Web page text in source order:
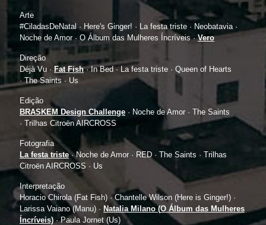
Arte
#CiladasDeNatal · Here's Ginger! · La festa triste · Neobatavia ·
Noche de Amor · O Álbum das Mulheres Íncríveis ·Vero
Direção
Déjà Vu · Fat Fish·In Bed ·La festa triste · Queen of Hearts
·The Saints · Us
Edição
BRASKEM Design Challenge · Noche de Amor · The Saints
· Trilhas Citroën AIRCROSS
Fotografia
La festa triste· Noche de Amor · RED · The Saints · Trilhas
Citroën AIRCROSS · Us
Interpretação
Horacio Chirola (Fat Fish) · Chantelle Wilson (Here is Ginger!) ·
Larissa Vaiano (Manu) · Natalia Milano (O Álbum das Mulheres
Íncríveis) · Paula Jornet (Us)